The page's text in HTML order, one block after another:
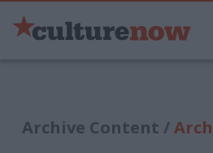
Archive Content /